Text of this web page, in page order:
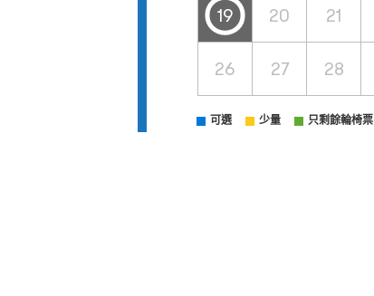
19 20 21
26 27 28
可選 少量 只剩餘輪椅票